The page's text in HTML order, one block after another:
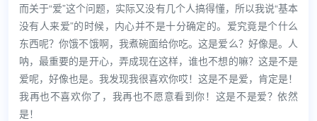
而关于“爱”这个问题，实际又没有几个人搞得懂，所以我说“基本
没有人来爱”的时候，内心并不是十分确定的。爱究竟是个什么
东西呢？你饿不饿啊，我煮碗面给你吃。这是爱么？好像是。人
呐，最重要的是开心，弄成现在这样，谁也不想的嘛？这是不是
爱呢，好像也是。我发现我很喜欢你哎！这是不是爱，肯定是！
我再也不喜欢你了，我再也不愿意看到你！这是不是爱？依然
是！